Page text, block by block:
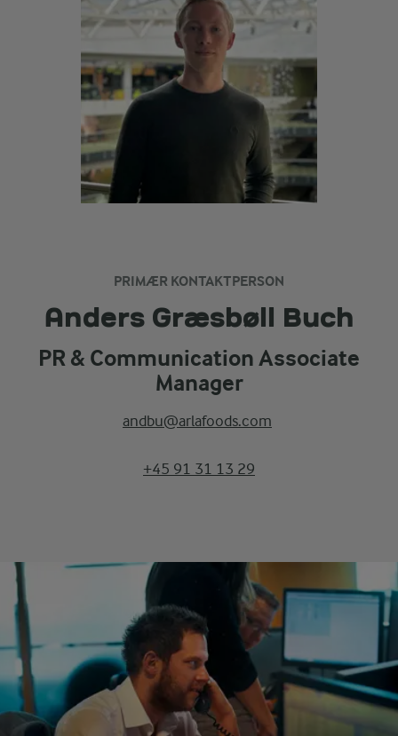
PRIMÆR KONTAKTPERSON
Anders Græsbøll Buch
PR & Communication Associate
Manager
andbu@arlafoods.com
+45 91 31 13 29